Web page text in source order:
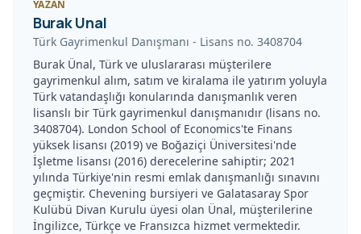
YAZAN
Burak Unal
Türk Gayrimenkul Danışmanı - Lisans no. 3408704
Burak Ünal, Türk ve uluslararası müşterilere
gayrimenkul alım, satım ve kiralama ile yatırım yoluyla
Türk vatandaşlığı konularında danışmanlık veren
lisanslı bir Türk gayrimenkul danışmanıdır (lisans no.
3408704). London School of Economics'te Finans
yüksek lisansı (2019) ve Boğaziçi Üniversitesi'nde
İşletme lisansı (2016) derecelerine sahiptir; 2021
yılında Türkiye'nin resmi emlak danışmanlığı sınavını
geçmiştir. Chevening bursiyeri ve Galatasaray Spor
Kulübü Divan Kurulu üyesi olan Ünal, müşterilerine
İngilizce, Türkçe ve Fransızca hizmet vermektedir.